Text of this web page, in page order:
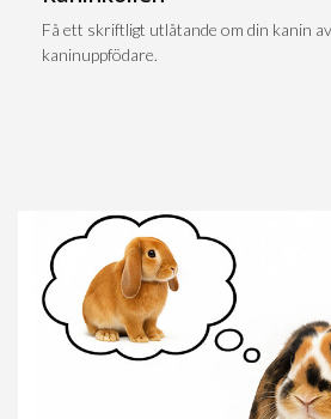
Få ett skriftligt utlåtande om din kanin
kaninuppfödare.